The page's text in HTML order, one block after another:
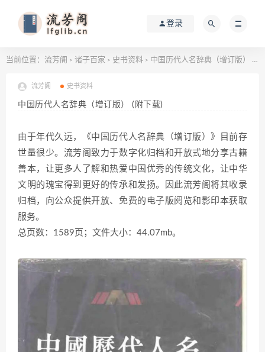
登录
当前位置： 流芳阁 > 诸子百家 > 史书资料 > 中国历代人名辞典（增订版） (附下载)
流芳阁 史书资料
中国历代人名辞典（增订版） (附下载)
由于年代久远，《中国历代人名辞典（增订版）》目前存
世量很少。流芳阁致力于数字化归档和开放式地分享古籍
善本，让更多人了解和热爱中国优秀的传统文化，让中华
文明的瑰宝得到更好的传承和发扬。因此流芳阁将其收录
归档，向公众提供开放、免费的电子版阅览和影印本获取
服务。
总页数：1589页；文件大小：44.07mb。